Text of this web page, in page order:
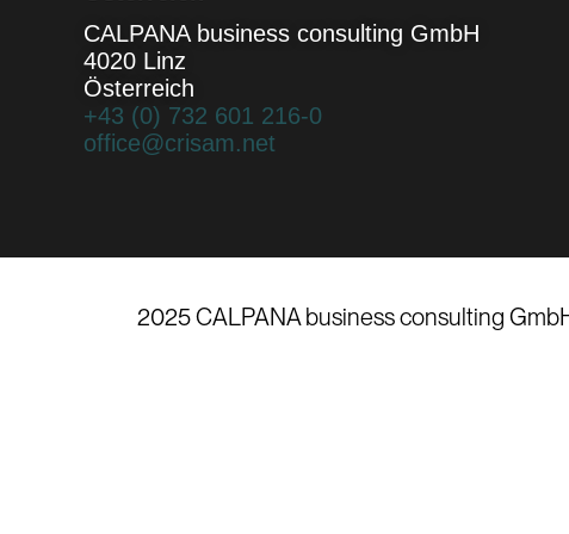
CALPANA business consulting GmbH
4020 Linz
Österreich
+43 (0) 732 601 216-0
office@crisam.net
2025 CALPANA business consulting